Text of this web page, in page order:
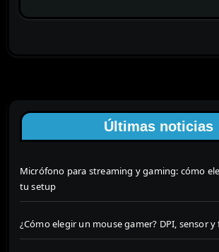
Últimas noticias
Micrófono para streaming y gaming: cómo
tu setup
¿Cómo elegir un mouse gamer? DPI, sensor